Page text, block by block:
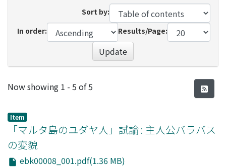
Sort by:
In order:
Results/Page:
Update
Recent Submissions
Now showing 1 - 5 of 5
Item
「マルタ島のユダヤ人」試論 : 主人公バラバス
の変貌
ebk00008_001.pdf(1.36 MB)